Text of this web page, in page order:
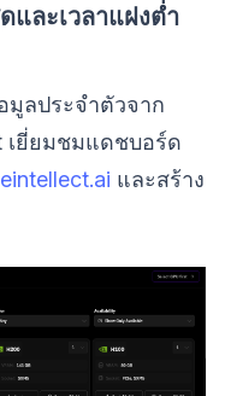
และเวลาแฝงต่ำ
มูลประจำตัวจาก
เยี่ยมชมแดชบอร์ด
และสร้าง